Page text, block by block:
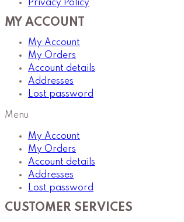
Privacy Policy
MY ACCOUNT
My Account
My Orders
Account details
Addresses
Lost password
Menu
My Account
My Orders
Account details
Addresses
Lost password
CUSTOMER SERVICES